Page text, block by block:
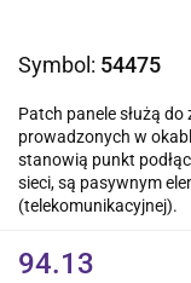
Symbol: 54475
Patch panele służą
prowadzonych w
stanowią punkt
sieci, są pasywnym
(telekomunikacyjnej).
94.13